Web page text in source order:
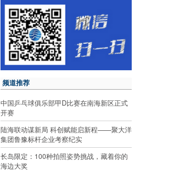
频道推荐
中国乒乓球俱乐部甲D比赛在南海新区正式
开赛
陆海联动谋新局 科创赋能启新程——聚大洋
集团鲁豫标杆企业考察纪实
长岛限定：100种拍照姿势挑战，藏着你的
海边大奖